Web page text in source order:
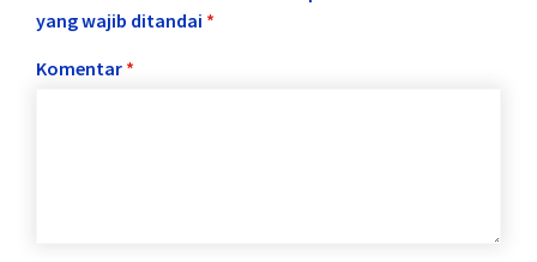
yang wajib ditandai *
Komentar *